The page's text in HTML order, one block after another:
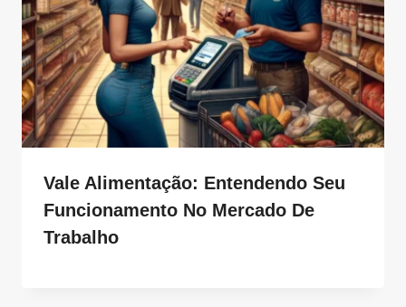
Vale Alimentação: Entendendo Seu
Funcionamento No Mercado De
Trabalho